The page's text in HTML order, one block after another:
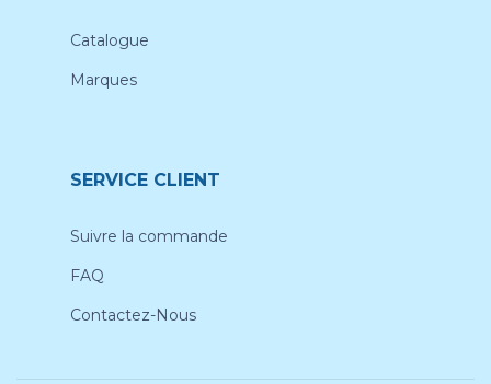
Catalogue
Marques
SERVICE CLIENT
Suivre la commande
FAQ
Contactez-Nous